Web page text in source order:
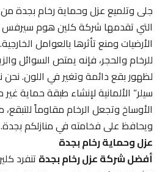
جلى وتلميع عزل وحماية رخام بجدة من
التي تقدمها شركة كلين هوم سيرفس
الأرضيات ومنع تأثرها بالعوامل الخارجية.
للرخام والحجر، فإنه يمتص السوائل
لظهور بقع دائمة وتغير في اللون. نحن
سيلر” الألمانية لإنشاء طبقة حماية غير
الأوساخ وتجعل الرخام مقاوماً للتبقع،
ويحافظ على فخامته في منازلكم بجدة.
عزل وحماية رخام بجدة
أفضل شركة عزل رخام بجدةتنفرد